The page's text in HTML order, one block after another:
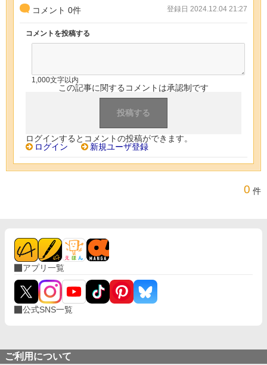
コメント 0件 登録日 2024.12.04 21:27
コメントを投稿する
1,000文字以内
この記事に関するコメントは承認制です
ログインするとコメントの投稿ができます。
ログイン
新規ユーザ登録
0 件
アプリ一覧
公式SNS一覧
ご利用について